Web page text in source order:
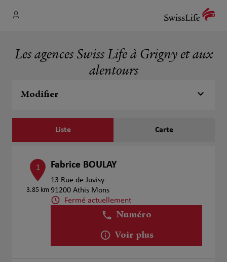
Les agences Swiss Life à Grigny et aux
alentours
Modifier
Liste Carte
1
3.85 km
Fabrice BOULAY
13 Rue de Juvisy
91200 Athis Mons
Fermé actuellement
Numéro
Voir plus